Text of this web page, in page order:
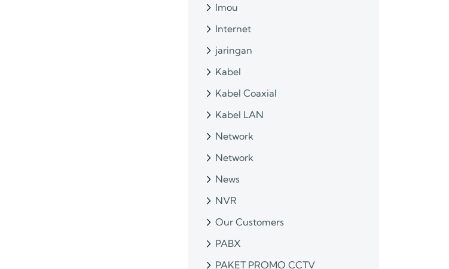
Imou
Internet
jaringan
Kabel
Kabel Coaxial
Kabel LAN
Network
Network
News
NVR
Our Customers
PABX
PAKET PROMO CCTV